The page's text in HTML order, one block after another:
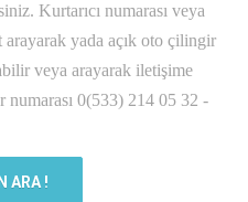
Kurtarıcı numarası veya
arayarak yada açık oto çilingir
veya arayarak iletişime
0(533) 214 05 32 -
ARA !